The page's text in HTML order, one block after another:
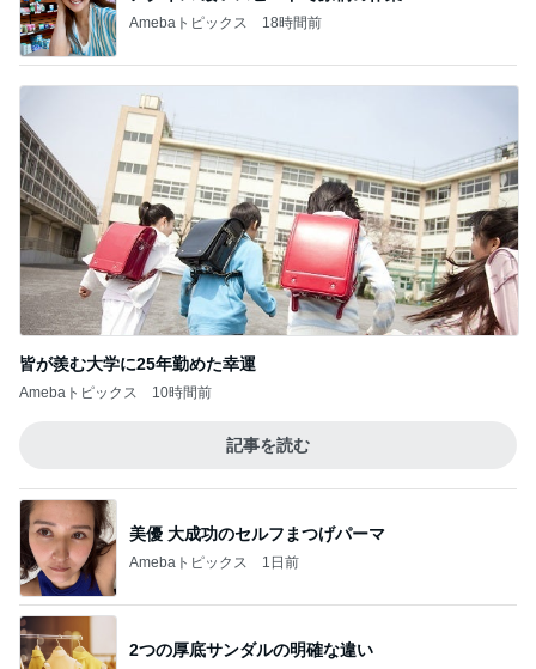
皆が羨む大学に25年勤めた幸運
Amebaトピックス
美優 大成功のセルフまつげパーマ
Amebaトピックス 1日前
2つの厚底サンダルの明確な違い
Amebaトピックス 10時間前
Amebaトピックス 1日前
精肉屋さんのとんかつとビュッフェ